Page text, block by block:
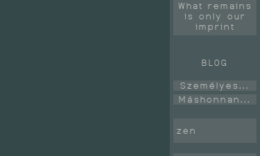
What remains
is only our
imprint
BLOG
Személyes...
Máshonnan...
zen